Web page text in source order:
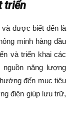
triển
được biết đến là
minh hàng đầu
và triển khai các
năng lượng
đến mục tiêu
điện giúp lưu trữ,